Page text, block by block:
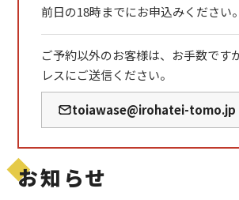
前日の18時までにお申込みください。
ご予約以外のお客様は、お手数です
レスにご送信ください。
toiawase@irohatei-tomo.jp
お知らせ